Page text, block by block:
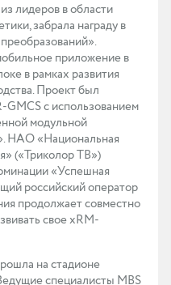
лидеров в области
забрала награду в
приложение в
в рамках развития
Проект был
GMCS с использованием
модульной
НАО «Национальная
(«Триколор ТВ»)
«Успешная
российский оператор
продолжает совместно
свое xRM-
на стадионе
специалисты MBS